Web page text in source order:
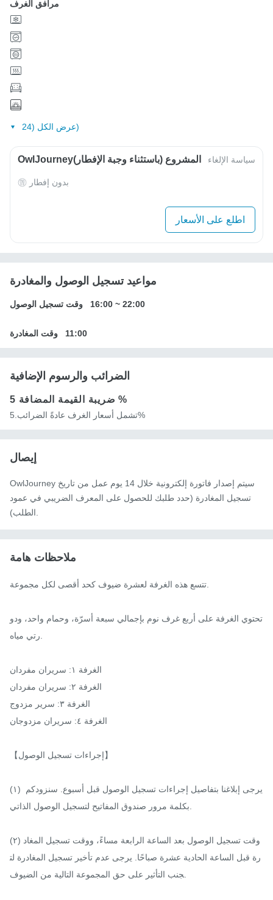
مرافق الغرف
عرض الكل (24)
OwlJourneyالمشروع (باستثناء وجبة الإفطار) سياسة الإلغاء
بدون إفطار
اطلع على الأسعار
مواعيد تسجيل الوصول والمغادرة
وقت تسجيل الوصول 16:00 ~ 22:00
وقت المغادرة 11:00
الضرائب والرسوم الإضافية
ضريبة القيمة المضافة 5 %
تشمل أسعار الغرف عادةً الضرائب.5%
إيصال
OwlJourney سيتم إصدار فاتورة إلكترونية خلال 14 يوم عمل من تاريخ
تسجيل المغادرة (حدد طلبك للحصول على المعرف الضريبي في عمود
ملاحظات هامة
تتسع هذه الغرفة لعشرة ضيوف كحد أقصى لكل مجموعة.
تحتوي الغرفة على أربع غرف نوم بإجمالي سبعة أسرّة، وحمام واحد، ودو
رتي مياه.
الغرفة ١: سريران مفردان
الغرفة ٢: سريران مفردان
الغرفة ٣: سرير مزدوج
الغرفة ٤: سريران مزدوجان
【إجراءات تسجيل الوصول】
(١) يرجى إبلاغنا بتفاصيل إجراءات تسجيل الوصول قبل أسبوع. سنزودكم
بكلمة مرور صندوق المفاتيح لتسجيل الوصول الذاتي.
(٢) وقت تسجيل الوصول بعد الساعة الرابعة مساءً، ووقت تسجيل المغاد
رة قبل الساعة الحادية عشرة صباحًا. يرجى عدم تأخير تسجيل المغادرة لت
جنب التأثير على حق المجموعة التالية من الضيوف.